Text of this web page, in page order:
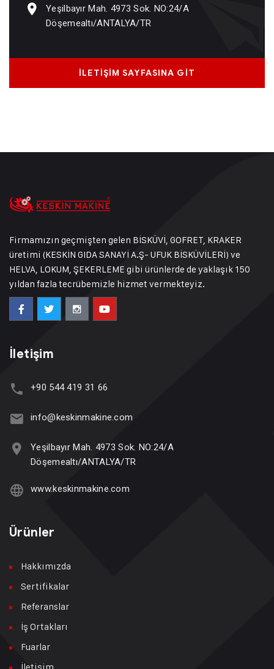
Yeşilbayır Mah. 4973 Sok. NO:24/A
Döşemealtı/ANTALYA/TR
İLETİŞİM SAYFASINA GİT
Firmamızın geçmişten gelen BİSKÜVİ, GOFRET, KRAKER
üretimi (KESKİN GIDA SANAYİ A.Ş- UFUK BİSKÜVİLERİ) ve
HELVA, LOKUM, ŞEKERLEME gibi ürünlerde de yaklaşık 150
yıldan fazla tecrübemizle hizmet vermekteyiz.
İletişim
+90 544 419 31 66
info@keskinmakine.com
Yeşilbayır Mah. 4973 Sok. NO:24/A
Döşemealtı/ANTALYA/TR
www.keskinmakine.com
Ürünler
Hakkımızda
Sertifikalar
Referanslar
İş Ortakları
Fuarlar